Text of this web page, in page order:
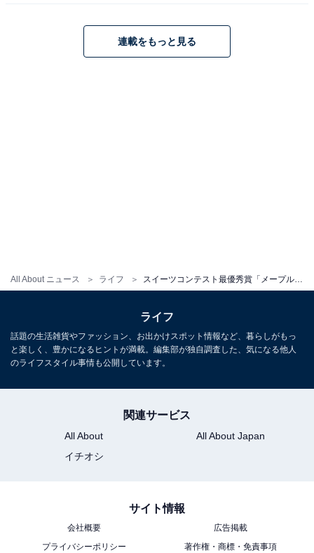
All About ニュース ライフ
レートやクリスマスケーキの開発を担当しています。確
住所：横浜市西区みなとみらい1-1-1
URL：
ヨコハマ グランド インターコンチネンタル ホテル
第12回 クインビーガーデン メープルスイーツコンテス
ト 結果報告
連載をもっと見る
ライフ
話題の生活雑貨やファッション、お出かけスポット情報など、暮らしがもっ
と楽しく、豊かになるヒントが満載。編集部が独自調査した、気になる他人
のライフスタイル事情も公開しています。
関連サービス
All About
All About Japan
イチオシ
サイト情報
会社概要
広告掲載
プライバシーポリシー
著作権・商標・免責事項